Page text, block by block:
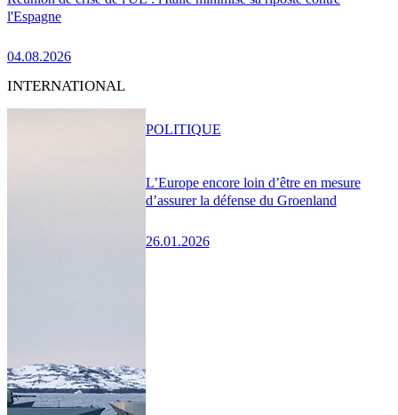
l'Espagne
04.08.2026
INTERNATIONAL
L’Europe encore loin d’être en mesure
d’assurer la défense du Groenland
26.01.2026
POLITIQUE